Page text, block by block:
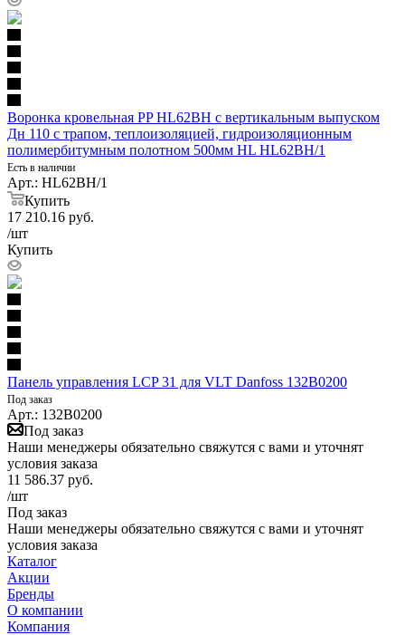
Воронка кровельная PP HL62BH с вертикальным выпуском
Дн 110 с трапом, теплоизоляцией, гидроизоляционным
полимербитумным полотном 500мм HL HL62BH/1
Есть в наличии
Арт.: HL62BH/1
Купить
17 210.16 руб.
/шт
Купить
Панель управления LCP 31 для VLT Danfoss 132B0200
Под заказ
Арт.: 132B0200
Под заказ
Наши менеджеры обязательно свяжутся с вами и уточнят
условия заказа
11 586.37 руб.
/шт
Под заказ
Наши менеджеры обязательно свяжутся с вами и уточнят
условия заказа
Каталог
Акции
Бренды
О компании
Компания